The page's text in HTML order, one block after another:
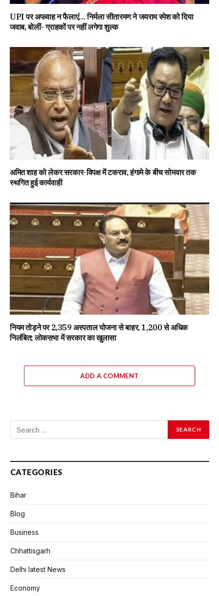
UPI पर अफवाह न फैलाएं… निर्मला सीतारमण ने जयराम रमेश को दिया
जवाब, बोलीं- ग्राहकों पर नहीं लगेगा शुल्क
अमित शाह को लेकर सरकार-विपक्ष में टकराव, हंगामे के बीच सोमवार तक
स्थगित हुई कार्यवाही
नियम तोड़ने पर 2,359 अस्पताल योजना से बाहर, 1,200 से अधिक
निलंबित; लोकसभा में सरकार का खुलासा
ADD A COMMENT
CATEGORIES
Bihar
Blog
Business
Chhattisgarh
Delhi latest News
Economy